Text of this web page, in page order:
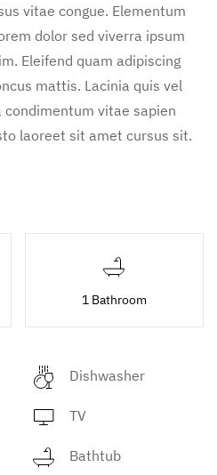
vitae congue. Elementum
dolor sed viverra ipsum
Eleifend quam adipiscing
mattis. Lacinia quis vel
vitae sapien
laoreet sit amet cursus sit.
1 Bathroom
Dishwasher
TV
Bathtub